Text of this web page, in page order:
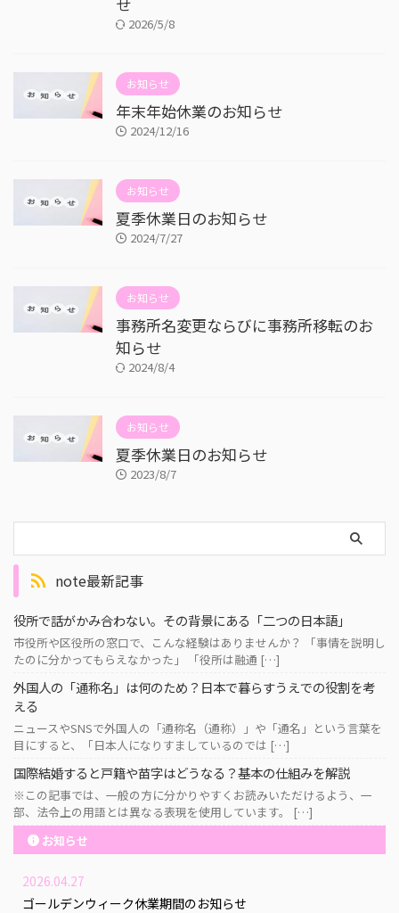
2026/5/8
お知らせ
年末年始休業のお知らせ
2024/12/16
お知らせ
夏季休業日のお知らせ
2024/7/27
お知らせ
事務所名変更ならびに事務所移転のお
知らせ
2024/8/4
お知らせ
夏季休業日のお知らせ
2023/8/7
note最新記事
役所で話がかみ合わない。その背景にある「二つの日本語」
市役所や区役所の窓口で、こんな経験はありませんか？ 「事情を説明し
たのに分かってもらえなかった」 「役所は融通 […]
外国人の「通称名」は何のため？日本で暮らすうえでの役割を考
える
ニュースやSNSで外国人の「通称名（通称）」や「通名」という言葉を
目にすると、「日本人になりすましているのでは […]
国際結婚すると戸籍や苗字はどうなる？基本の仕組みを解説
※この記事では、一般の方に分かりやすくお読みいただけるよう、一
部、法令上の用語とは異なる表現を使用しています。 […]
お知らせ
2026.04.27
ゴールデンウィーク休業期間のお知らせ